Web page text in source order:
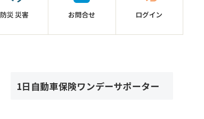
防災 災害 お問合せ ログイン
1日自動車保険ワンデーサポーター